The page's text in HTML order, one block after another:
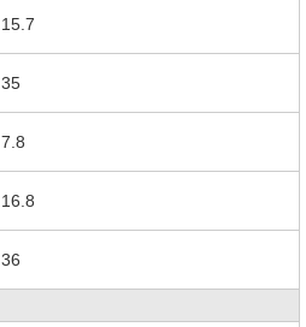
15.7
35
7.8
16.8
36